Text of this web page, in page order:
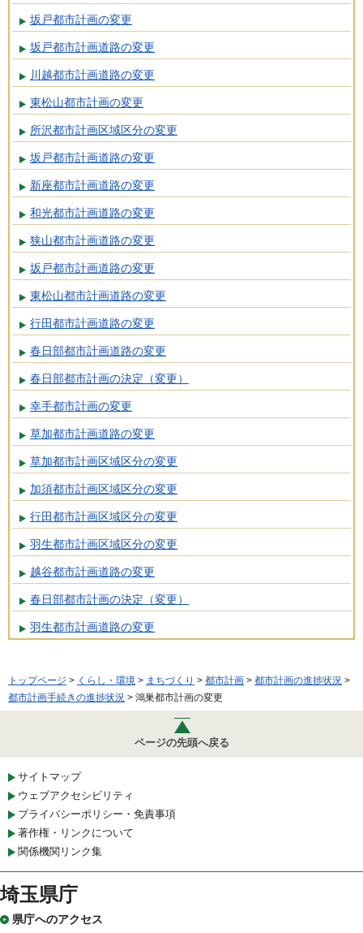
坂戸都市計画の変更
坂戸都市計画道路の変更
川越都市計画道路の変更
東松山都市計画の変更
所沢都市計画区域区分の変更
坂戸都市計画道路の変更
新座都市計画道路の変更
和光都市計画道路の変更
狭山都市計画道路の変更
坂戸都市計画道路の変更
東松山都市計画道路の変更
行田都市計画道路の変更
春日部都市計画道路の変更
春日部都市計画の決定（変更）
幸手都市計画の変更
草加都市計画道路の変更
草加都市計画区域区分の変更
加須都市計画区域区分の変更
行田都市計画区域区分の変更
羽生都市計画区域区分の変更
越谷都市計画道路の変更
春日部都市計画の決定（変更）
羽生都市計画道路の変更
トップページ > くらし・環境 > まちづくり > 都市計画 > 都市計画の進捗状況 >
都市計画手続きの進捗状況 > 鴻巣都市計画の変更
ページの先頭へ戻る
サイトマップ
ウェブアクセシビリティ
プライバシーポリシー・免責事項
著作権・リンクについて
関係機関リンク集
埼玉県庁
県庁へのアクセス